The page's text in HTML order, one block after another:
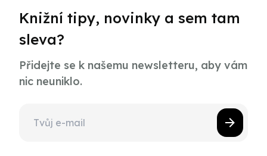
Knižní tipy, novinky a sem tam
sleva?
Přidejte se k našemu newsletteru, aby vám
nic neuniklo.